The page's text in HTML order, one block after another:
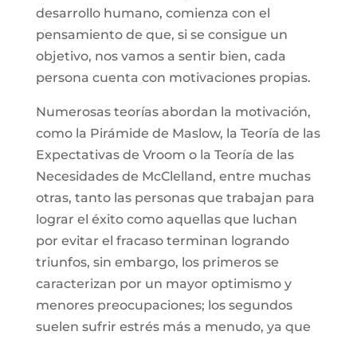
desarrollo humano, comienza con el
pensamiento de que, si se consigue un
objetivo, nos vamos a sentir bien, cada
persona cuenta con motivaciones propias.
Numerosas teorías abordan la motivación,
como la Pirámide de Maslow, la Teoría de las
Expectativas de Vroom o la Teoría de las
Necesidades de McClelland, entre muchas
otras, tanto las personas que trabajan para
lograr el éxito como aquellas que luchan
por evitar el fracaso terminan logrando
triunfos, sin embargo, los primeros se
caracterizan por un mayor optimismo y
menores preocupaciones; los segundos
suelen sufrir estrés más a menudo, ya que